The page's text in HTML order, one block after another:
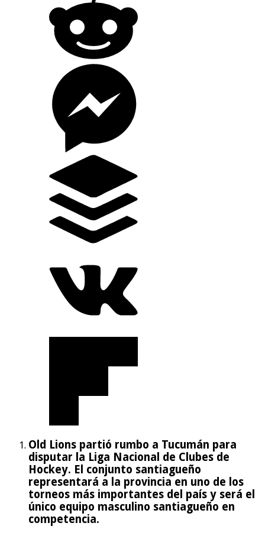
Old Lions partió rumbo a Tucumán para
disputar la Liga Nacional de Clubes de
Hockey. El conjunto santiagueño
representará a la provincia en uno de los
torneos más importantes del país y será el
único equipo masculino santiagueño en
competencia.